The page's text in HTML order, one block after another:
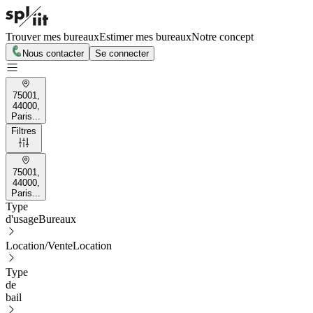
Trouver mes bureauxEstimer mes bureauxNotre concept
Nous contacter Se connecter
75001,
44000,
Paris...
Filtres
75001,
44000,
Paris...
Type
d'usageBureaux
Location/VenteLocation
Type
de
bail